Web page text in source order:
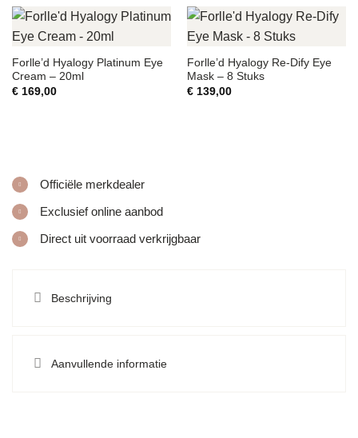
Forlle’d Hyalogy Platinum Eye
Cream – 20ml
€169,00
Forlle’d Hyalogy Re-Dify Eye
Mask – 8 Stuks
€139,00
Officiële merkdealer
Exclusief online aanbod
Direct uit voorraad verkrijgbaar
Beschrijving
Aanvullende informatie